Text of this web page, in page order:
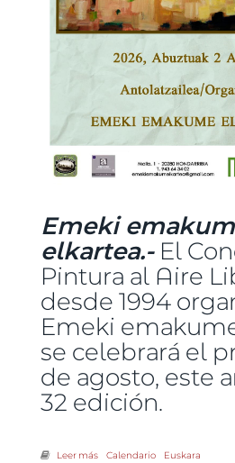
Emeki
elkartea.-El
Pintura al Aire
desde 1994
Emeki
se celebrará el
de agosto, este
32 edición.
Leer mássobre XXXII Concurso de
Calendario Euskara